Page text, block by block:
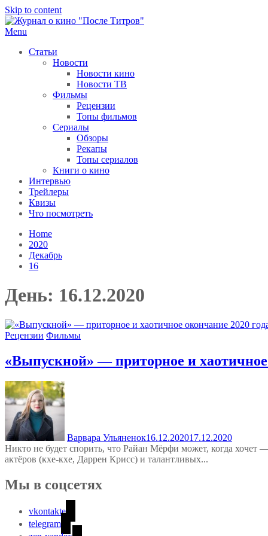
Skip to content
Menu
Статьи
Новости
Новости кино
Новости ТВ
Фильмы
Рецензии
Топы фильмов
Сериалы
Обзоры
Рекапы
Топы сериалов
Книги о кино
Интервью
Трейлеры
Квизы
Что посмотреть
Home
2020
Декабрь
16
День: 16.12.2020
Рецензии Фильмы
«Выпускной» — приторное и хаотичное
Варвара Ульяненок16.12.202017.12.2020
Никто не будет спорить, что Райан Мёрфи может, когда
актёров (кхе-кхе, Даррен Крисс) и талантливых...
Мы в соцсетях
vkontakte
telegram